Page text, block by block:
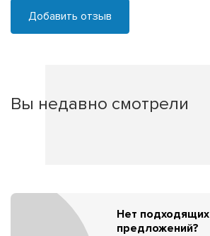
Добавить отзыв
Вы недавно смотрели
Нет подходящих
предложений?